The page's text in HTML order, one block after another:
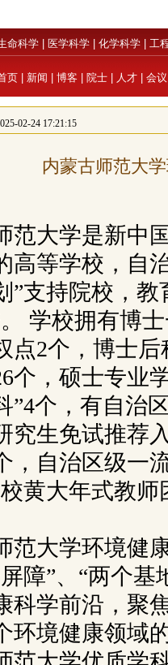
命科学 医学科学 化学科学 工
页 新闻 博客 院士 人才 会议
02-24 17:21:15
内蒙古师范大
范大学是新中
高等学校，自
”支持院校，
学校拥有博
点2个，博士
个，硕士专业
”4个，有自治
究生免试推荐
，自治区级一
黄大年式教
范大学环境健
障”、“两个基
科学前沿，聚
环境健康领域